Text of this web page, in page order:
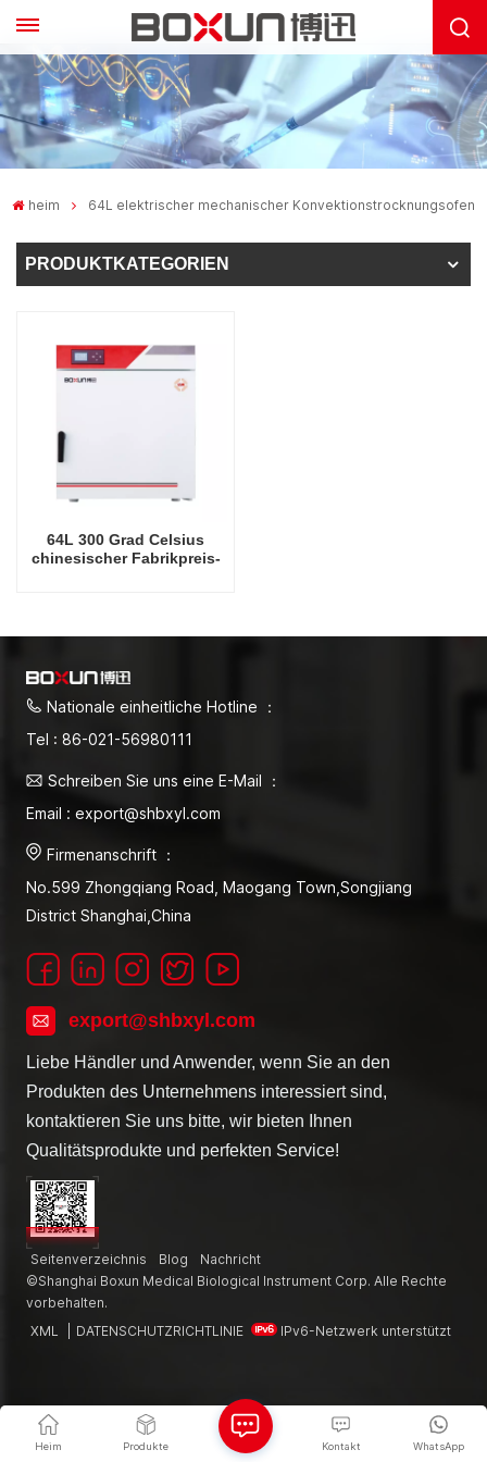
heim 64L elektrischer mechanischer Konvektionstrocknungsofen
PRODUKTKATEGORIEN
64L 300 Grad Celsius
chinesischer Fabrikpreis-
Nationale einheitliche Hotline ：
Tel : 86-021-56980111
Schreiben Sie uns eine E-Mail ：
Email : export@shbxyl.com
Firmenanschrift ：
No.599 Zhongqiang Road, Maogang Town,Songjiang
District Shanghai,China
export@shbxyl.com
Liebe Händler und Anwender, wenn Sie an den
Produkten des Unternehmens interessiert sind,
kontaktieren Sie uns bitte, wir bieten Ihnen
Qualitätsprodukte und perfekten Service!
Seitenverzeichnis Blog
Nachricht
©Shanghai Boxun Medical Biological Instrument Corp. Alle Rechte
vorbehalten.
XML
DATENSCHUTZRICHTLINIE IPv6-Netzwerk unterstützt
Heim Produkte WhatsApp
Kontakt